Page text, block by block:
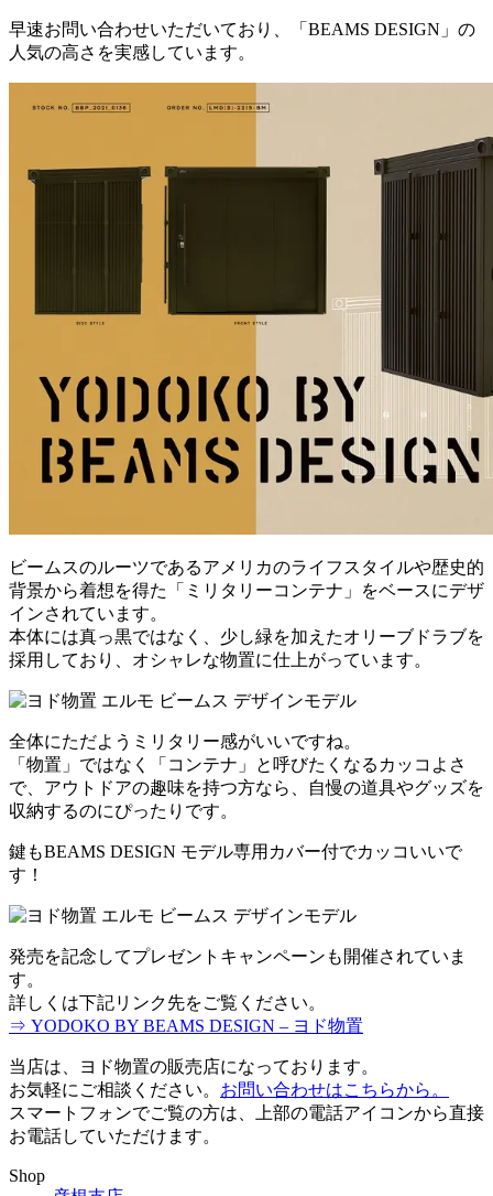
早速お問い合わせいただいており、「BEAMS DESIGN」の
人気の高さを実感しています。
ビームスのルーツであるアメリカのライフスタイルや歴史的
背景から着想を得た「ミリタリーコンテナ」をベースにデザ
インされています。
本体には真っ黒ではなく、少し緑を加えたオリーブドラブを
採用しており、オシャレな物置に仕上がっています。
全体にただようミリタリー感がいいですね。
「物置」ではなく「コンテナ」と呼びたくなるカッコよさ
で、アウトドアの趣味を持つ方なら、自慢の道具やグッズを
収納するのにぴったりです。
鍵もBEAMS DESIGN モデル専用カバー付でカッコいいで
す！
発売を記念してプレゼントキャンペーンも開催されていま
す。
詳しくは下記リンク先をご覧ください。
⇒ YODOKO BY BEAMS DESIGN – ヨド物置
当店は、ヨド物置の販売店になっております。
お気軽にご相談ください。 お問い合わせはこちらから。
スマートフォンでご覧の方は、上部の電話アイコンから直接
お電話していただけます。
Shop